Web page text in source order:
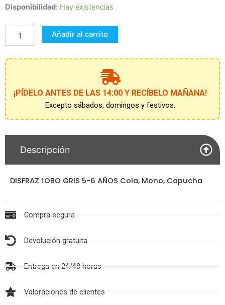
Disponibilidad: Hay existencias
DISFRAZ
GRIS
6
cantidad
Añadir al carrito
¡PÍDELO ANTES DE LAS 14:00 Y RECÍBELO MAÑANA!
Excepto sábados, domingos y festivos.
Descripción
DISFRAZ LOBO GRIS 5-6 AÑOS Cola, Mono, Capucha
Compra segura
Devolución gratuita
Entrega en 24/48 horas
Valoraciones de clientes